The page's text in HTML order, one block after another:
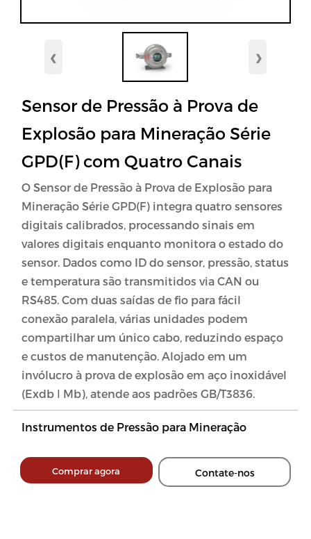
‹ ›
Sensor de Pressão à Prova de
Explosão para Mineração Série
GPD(F) com Quatro Canais
O Sensor de Pressão à Prova de Explosão para
Mineração Série GPD(F) integra quatro sensores
digitais calibrados, processando sinais em
valores digitais enquanto monitora o estado do
sensor. Dados como ID do sensor, pressão, status
e temperatura são transmitidos via CAN ou
RS485. Com duas saídas de fio para fácil
conexão paralela, várias unidades podem
compartilhar um único cabo, reduzindo espaço
e custos de manutenção. Alojado em um
invólucro à prova de explosão em aço inoxidável
(Exdb Ⅰ Mb), atende aos padrões GB/T3836.
Instrumentos de Pressão para Mineração
Comprar agora Contate-nos